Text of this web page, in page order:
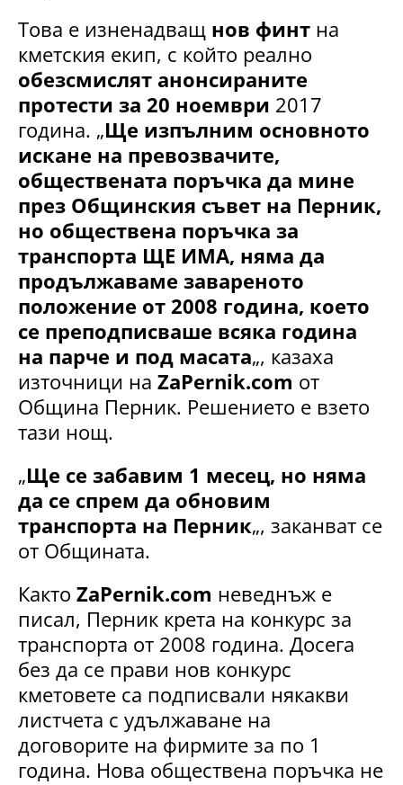
Това е изненадващ нов финт на
кметския екип, с който реално
обезсмислят анонсираните
протести за 20 ноември 2017
година. „Ще изпълним основното
искане на превозвачите,
обществената поръчка да мине
през Общинския съвет на Перник,
но обществена поръчка за
транспорта ЩЕ ИМА, няма да
продължаваме завареното
положение от 2008 година, което
се преподписваше всяка година
на парче и под масата„, казаха
източници на ZaPernik.com от
Община Перник. Решението е взето
тази нощ.
„Ще се забавим 1 месец, но няма
да се спрем да обновим
транспорта на Перник„, заканват се
от Общината.
Както ZaPernik.com неведнъж е
писал, Перник крета на конкурс за
транспорта от 2008 година. Досега
без да се прави нов конкурс
кметовете са подписвали някакви
листчета с удължаване на
договорите на фирмите за по 1
година. Нова обществена поръчка не